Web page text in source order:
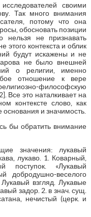
своими
Так много внимания
потому что она
обосновать позиции
нельзя не признавать
этого контекста и облик
будут искажены и не
не было внешней
о религии, именно
отношение к вере
философскую
Все это наталкивает на
контексте слово, как
и значимость.
бы обратить внимание
значения: лукавый
лукаво. 1. Коварный,
поступок. «Лукавый
добродушно-веселого
взгляд. Лукавые
задор. 2. в знач. сущ.
нечистый (церк. и